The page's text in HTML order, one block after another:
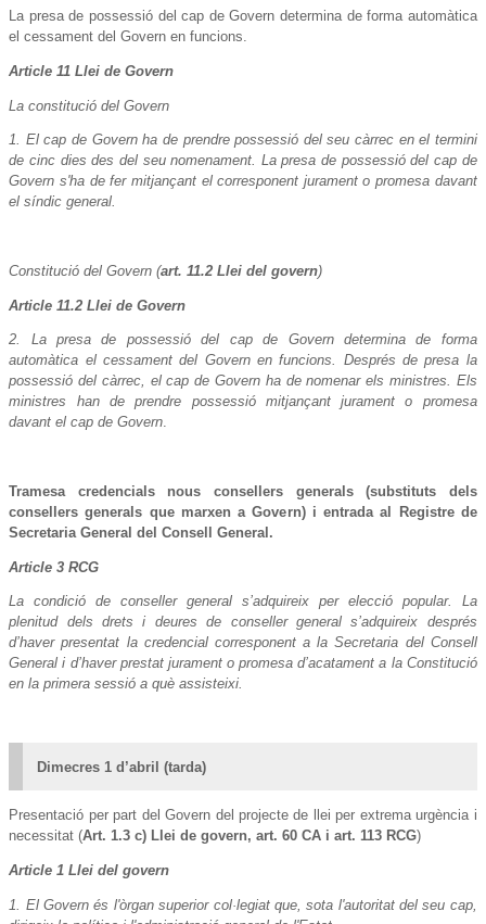
La presa de possessió del cap de Govern determina de forma automàtica
el cessament del Govern en funcions.
Article 11 Llei de Govern
La constitució del Govern
1. El cap de Govern ha de prendre possessió del seu càrrec en el termini
de cinc dies des del seu nomenament. La presa de possessió del cap de
Govern s'ha de fer mitjançant el corresponent jurament o promesa davant
el síndic general.
Constitució del Govern (art. 11.2 Llei del govern)
Article 11.2 Llei de Govern
2. La presa de possessió del cap de Govern determina de forma
automàtica el cessament del Govern en funcions. Després de presa la
possessió del càrrec, el cap de Govern ha de nomenar els ministres. Els
ministres han de prendre possessió mitjançant jurament o promesa
davant el cap de Govern.
Tramesa credencials nous consellers generals (substituts dels
consellers generals que marxen a Govern) i entrada al Registre de
Secretaria General del Consell General.
Article 3 RCG
La condició de conseller general s’adquireix per elecció popular. La
plenitud dels drets i deures de conseller general s’adquireix després
d’haver presentat la credencial corresponent a la Secretaria del Consell
General i d’haver prestat jurament o promesa d’acatament a la Constitució
en la primera sessió a què assisteixi.
Dimecres 1 d’abril (tarda)
Presentació per part del Govern del projecte de llei per extrema urgència i
necessitat (Art. 1.3 c) Llei de govern, art. 60 CA i art. 113 RCG)
Article 1 Llei del govern
1. El Govern és l'òrgan superior col·legiat que, sota l'autoritat del seu cap,